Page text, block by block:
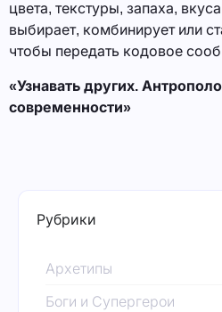
цвета, текстуры, запаха,
выбирает, комбинирует или
чтобы передать кодовое
«Узнавать других.
современности»
Рубрики
Архетипы
Боги и Супергерои